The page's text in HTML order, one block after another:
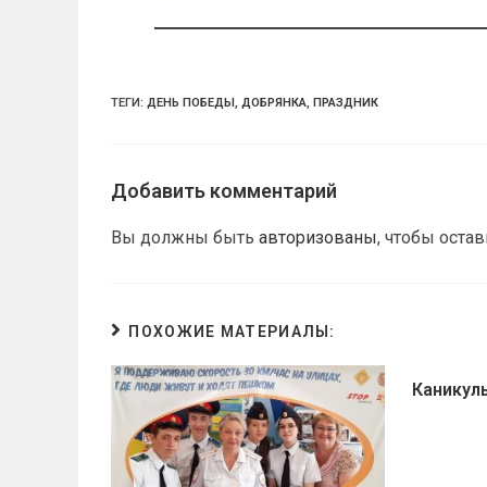
ni
ТЕГИ: ДЕНЬ ПОБЕДЫ , ДОБРЯНКА, ПРАЗДНИК
Добавить комментарий
Вы должны быть авторизованы, чтобы
ПОХОЖИЕ МАТЕРИАЛЫ: